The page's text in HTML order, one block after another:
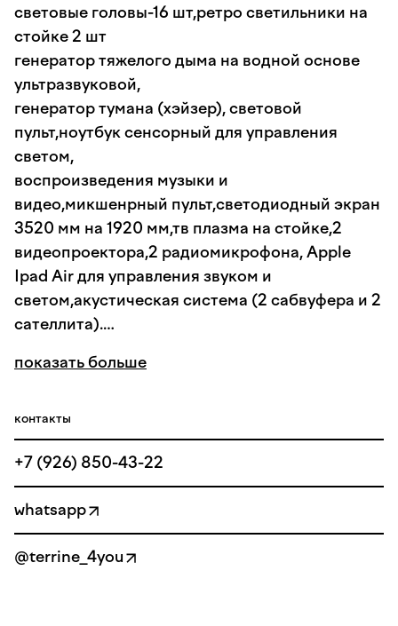
световые головы-16 шт,ретро светильники на
стойке 2 шт
генератор тяжелого дыма на водной основе
ультразвуковой,
генератор тумана (хэйзер), световой
пульт,ноутбук сенсорный для управления
светом,
воспроизведения музыки и
видео,микшенрный пульт,светодиодный экран
3520 мм на 1920 мм,тв плазма на стойке,2
видеопроектора,2 радиомикрофона, Apple
Ipad Air для управления звуком и
светом,акустическая система (2 сабвуфера и 2
сателлита).
При выборе площадки на Свадебное
грамм/персона).
показать больше
контакты
+7 (926) 850-43-22
whatsapp
@terrine_4you